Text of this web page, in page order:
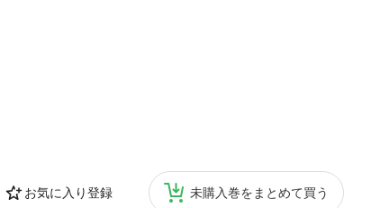
お気に入り登録 未購入巻をまとめて買う